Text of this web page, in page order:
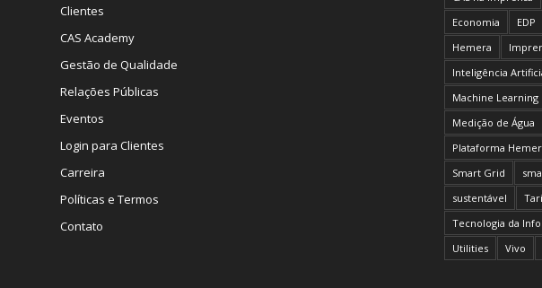
Clientes
CAS Academy
Gestão de Qualidade
Relações Públicas
Eventos
Login para Clientes
Carreira
Políticas e Termos
Contato
Economia
EDP
Hemera
Inteligência
Machine Learning
Medição de Água
Plataforma
Smart Grid
sustentável
Tecnologia da
Utilities
Vivo